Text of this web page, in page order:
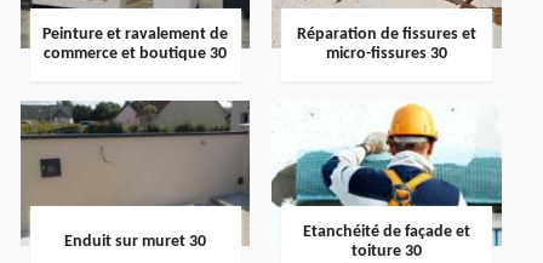
Peinture et ravalement de
commerce et boutique 30
Réparation de fissures et
micro-fissures 30
Enduit sur muret 30
Etanchéité de façade et
toiture 30